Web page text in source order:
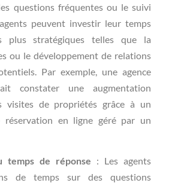
questions fréquentes ou le suivi
peuvent investir leur temps
plus stratégiques telles que la
ou le développement de relations
Par exemple, une agence
constater une augmentation
visites de propriétés grâce à un
réservation en ligne géré par un
temps de réponse : Les agents
de temps sur des questions